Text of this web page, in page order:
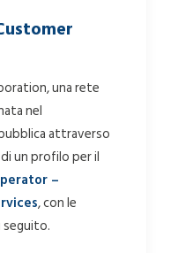
una rete
nel
attraverso
un profilo per il
–
, con le